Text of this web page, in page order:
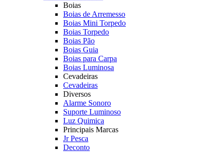
Boias
Boias de Arremesso
Boias Mini Torpedo
Boias Torpedo
Boias Pão
Boias Guia
Boias para Carpa
Boias Luminosa
Cevadeiras
Cevadeiras
Diversos
Alarme Sonoro
Suporte Luminoso
Luz Quimica
Principais Marcas
Jr Pesca
Deconto